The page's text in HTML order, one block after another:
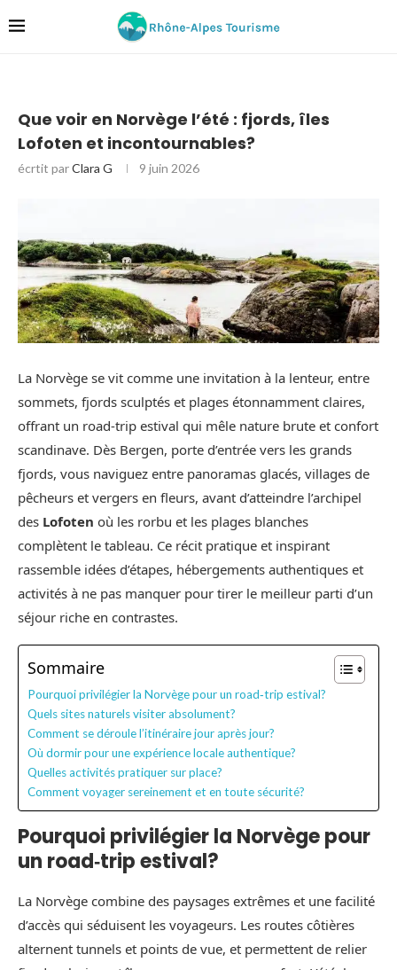
Que voir en Norvège l’été : fjords, îles
Lofoten et incontournables?
écrtit parClara G 9 juin 2026
La Norvège se vit comme une invitation à la lenteur, entre
sommets, fjords sculptés et plages étonnamment claires,
offrant un road‑trip estival qui mêle nature brute et confort
scandinave. Dès Bergen, porte d’entrée vers les grands
fjords, vous naviguez entre panoramas glacés, villages de
pêcheurs et vergers en fleurs, avant d’atteindre l’archipel
des Lofoten où les rorbu et les plages blanches
complètent le tableau. Ce récit pratique et inspirant
rassemble idées d’étapes, hébergements authentiques et
activités à ne pas manquer pour tirer le meilleur parti d’un
séjour riche en contrastes.
Sommaire
Pourquoi privilégier la Norvège pour un road‑trip estival?
Quels sites naturels visiter absolument?
Comment se déroule l’itinéraire jour après jour?
Où dormir pour une expérience locale authentique?
Quelles activités pratiquer sur place?
Comment voyager sereinement et en toute sécurité?
Pourquoi privilégier la Norvège pour
un road‑trip estival?
La Norvège combine des paysages extrêmes et une facilité
d’accès qui séduisent les voyageurs. Les routes côtières
alternent tunnels et points de vue, et permettent de relier